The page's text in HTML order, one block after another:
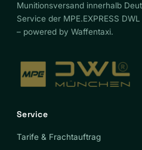
Munitionsversand innerhalb
Service der MPE.EXPRESS
– powered by Waffentaxi.
Service
Tarife & Frachtauftrag